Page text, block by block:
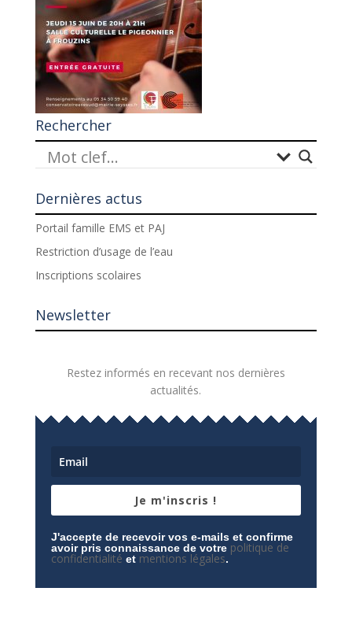
Rechercher
Dernières actus
Portail famille EMS et PAJ
Restriction d’usage de l’eau
Inscriptions scolaires
Newsletter
Restez informés en recevant nos dernières
actualités.
Je m'inscris !
J'accepte de recevoir vos e-mails et confirme
avoir pris connaissance de votre politique de
confidentialité et mentions légales.